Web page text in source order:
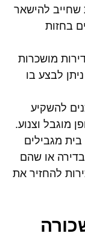
שחייב להישאר
בחזות
מושכרות
לבצע בו
להשקיע
מוגבל וצנוע.
מגבילים
בדירה או שהם
להחזיר את